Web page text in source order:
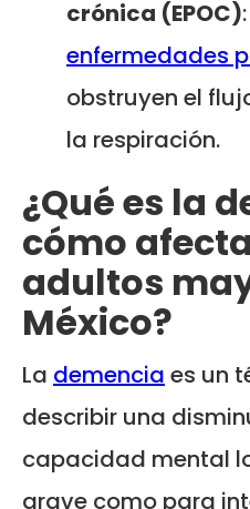
crónica (EPOC)
enfermedades
obstruyen el
la respiración.
¿Qué es la
cómo
adultos
México?
La demencia es un
describir una
capacidad mental
grave como para